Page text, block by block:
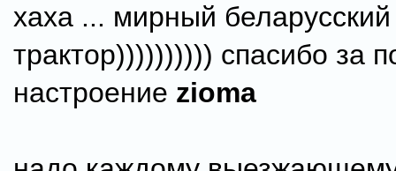
хаха ... мирный беларусский
трактор)))))))))) спасибо за
настроение zioma